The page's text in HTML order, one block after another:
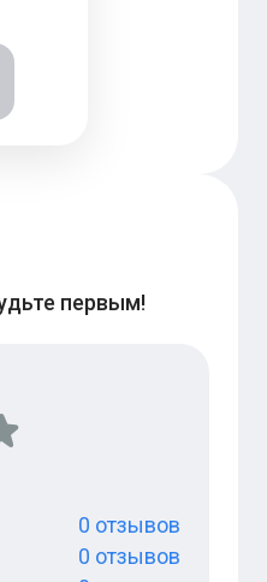
первым!
0 отзывов
0 отзывов